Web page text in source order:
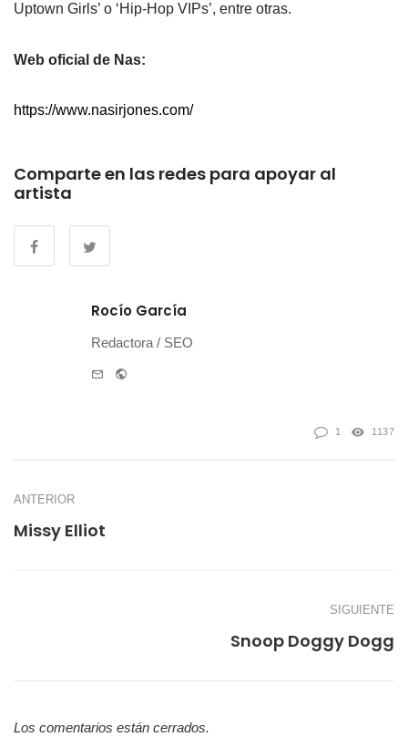
Uptown Girls’ o ‘Hip-Hop VIPs’, entre otras.
Web oficial de Nas:
https://www.nasirjones.com/
Comparte en las redes para apoyar al
artista
Rocío García
Redactora / SEO
1 1137
ANTERIOR
Missy Elliot
SIGUIENTE
Snoop Doggy Dogg
Los comentarios están cerrados.